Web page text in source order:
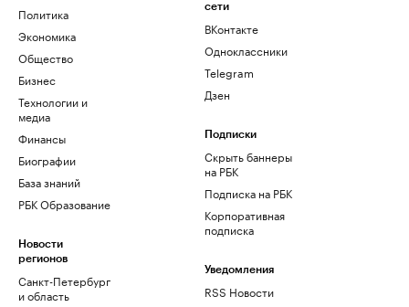
Политика
Экономика
Общество
Бизнес
Технологии и
медиа
Финансы
Биографии
База знаний
РБК Образование
Новости
регионов
Санкт-Петербург
и область
сети
ВКонтакте
Одноклассники
Telegram
Дзен
Подписки
Скрыть баннеры
на РБК
Подписка на РБК
Корпоративная
подписка
Уведомления
RSS Новости